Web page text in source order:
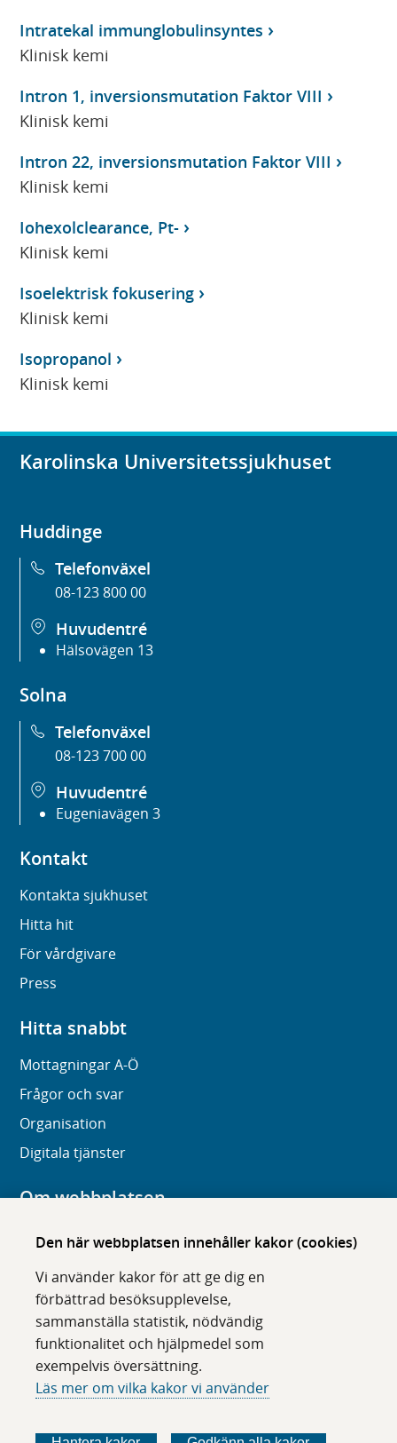
Den här webbplatsen innehåller kakor (cookies)
Vi använder kakor för att ge dig en
förbättrad besöksupplevelse,
sammanställa statistik, nödvändig
funktionalitet och hjälpmedel som
exempelvis översättning.
Läs mer om vilka kakor vi använder
Intratekal immunglobulinsyntes
Klinisk kemi
Intron 1, inversionsmutation Faktor VIII
Klinisk kemi
Intron 22, inversionsmutation Faktor VIII
Klinisk kemi
Iohexolclearance, Pt-
Klinisk kemi
Isoelektrisk fokusering
Klinisk kemi
Isopropanol
Klinisk kemi
Karolinska Universitetssjukhuset
Huddinge
Telefonväxel
08-123 800 00
Huvudentré
Hälsovägen 13
Solna
Telefonväxel
08-123 700 00
Huvudentré
Eugeniavägen 3
Kontakt
Kontakta sjukhuset
Hitta hit
För vårdgivare
Press
Hitta snabbt
Mottagningar A-Ö
Frågor och svar
Organisation
Digitala tjänster
Om webbplatsen
Om karolinska.se
Tillgänglighet
Om cookies
Följ oss i sociala medier
ö
ö
ö